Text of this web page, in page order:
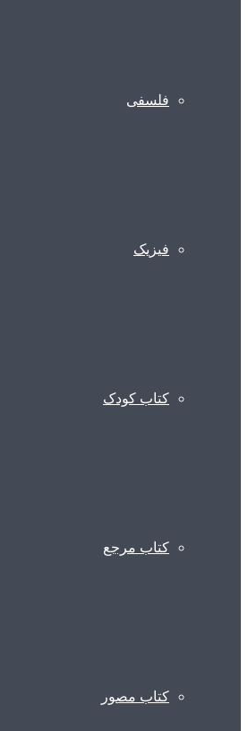
فلسفی
فیزیک
کتاب کودک
کتاب مرجع
کتاب مصور